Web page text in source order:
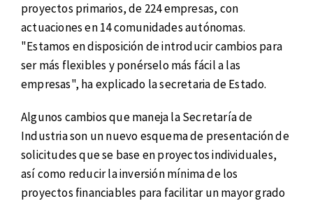
proyectos primarios, de 224 empresas, con
actuaciones en 14 comunidades autónomas.
"Estamos en disposición de introducir cambios para
ser más flexibles y ponérselo más fácil a las
empresas", ha explicado la secretaria de Estado.
Algunos cambios que maneja la Secretaría de
Industria son un nuevo esquema de presentación de
solicitudes que se base en proyectos individuales,
así como reducir la inversión mínima de los
proyectos financiables para facilitar un mayor grado